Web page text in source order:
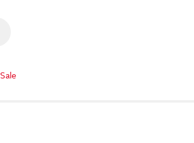
Sale